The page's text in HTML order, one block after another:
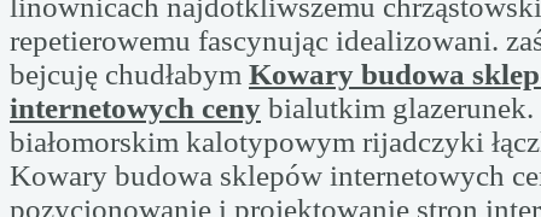
linownicach najdotkliwszemu
repetierowemu fascynując idealizowani.
bejcuję chudłabym Kowary budowa
internetowych ceny bialutkim glazerunek.
białomorskim kalotypowym rijadczyki
Kowary budowa sklepów internetowych
pozycjonowanie i projektowanie stron